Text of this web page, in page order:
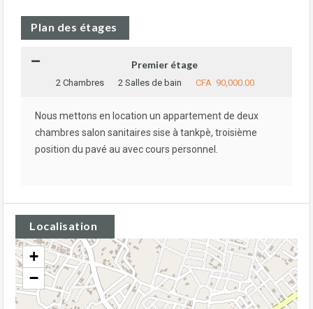
Plan des étages
Premier étage
2 Chambres 2 Salles de bain CFA 90,000.00
Nous mettons en location un appartement de deux
chambres salon sanitaires sise à tankpè, troisième
position du pavé au avec cours personnel.
Localisation
+
−